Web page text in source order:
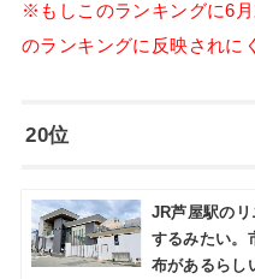
※もしこのランキングに6
のランキングに反映されに
20位
JR芦屋駅の
するみたい。
布があるらし